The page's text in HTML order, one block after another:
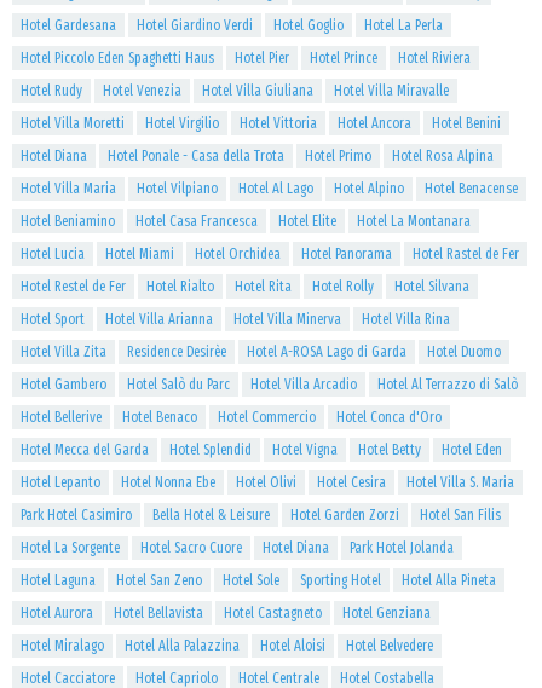
Hotel Gardesana
Hotel Giardino Verdi Hotel Goglio
Hotel La Perla
Hotel Piccolo Eden Spaghetti Haus
Hotel Pier Hotel Prince
Hotel Riviera
Hotel Rudy
Hotel Venezia Hotel Villa Giuliana
Hotel Villa Miravalle
Hotel Villa Moretti
Hotel Virgilio Hotel Vittoria Hotel Ancora
Hotel Benini
Hotel Diana
Hotel Ponale - Casa della Trota Hotel Primo
Hotel Rosa Alpina
Hotel Villa Maria
Hotel Vilpiano Hotel Al Lago Hotel Alpino
Hotel Benacense
Hotel Beniamino
Hotel Casa Francesca Hotel Elite
Hotel La Montanara
Hotel Lucia
Hotel Miami Hotel Orchidea Hotel Panorama
Hotel Rastel de Fer
Hotel Restel de Fer
Hotel Rialto Hotel Rita Hotel Rolly
Hotel Silvana
Hotel Sport
Hotel Villa Arianna Hotel Villa Minerva
Hotel Villa Rina
Hotel Villa Zita
Residence Desirèe Hotel A-ROSA Lago di Garda
Hotel Duomo
Hotel Gambero
Hotel Salò du Parc Hotel Villa Arcadio
Hotel Al Terrazzo di Salò
Hotel Bellerive
Hotel Benaco Hotel Commercio
Hotel Conca d'Oro
Hotel Mecca del Garda
Hotel Splendid Hotel Vigna Hotel Betty
Hotel Eden
Hotel Lepanto
Hotel Nonna Ebe Hotel Olivi Hotel Cesira
Hotel Villa S. Maria
Park Hotel Casimiro
Bella Hotel & Leisure Hotel Garden Zorzi
Hotel San Filis
Hotel La Sorgente
Hotel Sacro Cuore Hotel Diana
Park Hotel Jolanda
Hotel Laguna
Hotel San Zeno Hotel Sole Sporting Hotel
Hotel Alla Pineta
Hotel Aurora
Hotel Bellavista Hotel Castagneto
Hotel Genziana
Hotel Miralago
Hotel Alla Palazzina Hotel Aloisi
Hotel Belvedere
Hotel Cacciatore
Hotel Capriolo Hotel Centrale
Hotel Costabella